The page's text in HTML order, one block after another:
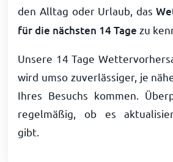
den Alltag oder Urlaub, das
für die nächsten 14 Tage zu
Unsere 14 Tage
wird umso zuverlässiger, je
Ihres Besuchs kommen.
regelmäßig, ob es
gibt.